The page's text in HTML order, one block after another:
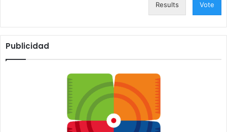
Results Vote
Publicidad